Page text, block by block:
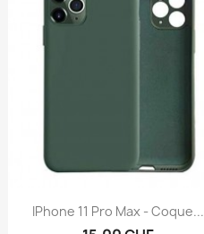
 Aperçu rapide
IPhone 11 Pro Max - Coque...